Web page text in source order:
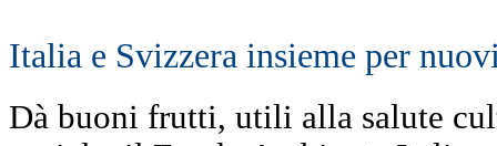
Italia e Svizzera insieme per
Dà buoni frutti, utili alla salute